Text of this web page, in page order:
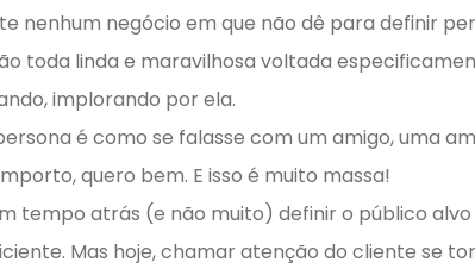
nenhum negócio em que não dê para definir
toda linda e maravilhosa voltada
implorando por ela.
é como se falasse com um amigo, uma
quero bem. E isso é muito massa!
tempo atrás (e não muito) definir o público
Mas hoje, chamar atenção do cliente se